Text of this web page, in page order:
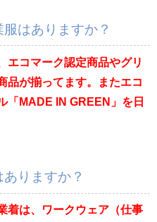
カーゴパンツ
春夏カーゴパンツ作
業ズボン
秋冬カーゴパンツ作
業ズボン
はありますか？
エコマーク認定商品やグリ
品が揃ってます。またエコ
「MADE IN GREEN」を日
りますか？
着は、ワークウェア（仕事